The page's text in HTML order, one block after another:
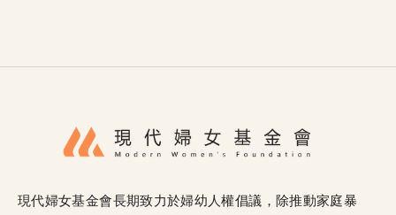
現代婦女基金會長期致力於婦幼人權倡議，除推動家庭暴